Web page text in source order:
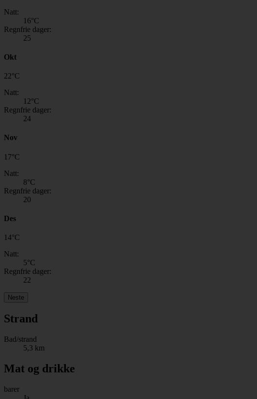
Natt:
16°C
Regnfrie dager:
25
Okt
22°C
Natt:
12°C
Regnfrie dager:
24
Nov
17°C
Natt:
8°C
Regnfrie dager:
20
Des
14°C
Natt:
5°C
Regnfrie dager:
22
Neste
Strand
Bad/strand
5,3 km
Mat og drikke
barer